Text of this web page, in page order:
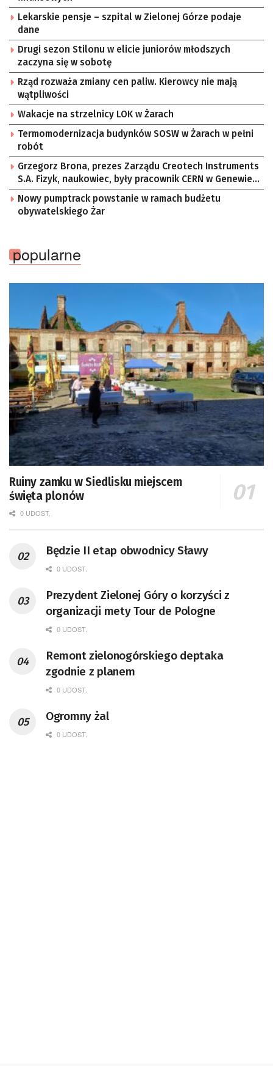
Lekarskie pensje – szpital w Zielonej Górze podaje
dane
Drugi sezon Stilonu w elicie juniorów młodszych
zaczyna się w sobotę
Rząd rozważa zmiany cen paliw. Kierowcy nie mają
wątpliwości
Wakacje na strzelnicy LOK w Żarach
Termomodernizacja budynków SOSW w Żarach w pełni
robót
Grzegorz Brona, prezes Zarządu Creotech Instruments
S.A. Fizyk, naukowiec, były pracownik CERN w Genewie,
przedsiębiorca i nauczyciel akademicki, doktor
habilitowany nauk fizycznych, koordynator Rady
Sektorowej ds. Kompetencji Przemysłu Lotniczo-
Nowy pumptrack powstanie w ramach budżetu
obywatelskiego Żar
popularne
Ruiny zamku w Siedlisku miejscem
święta plonów
0 UDOST.
Będzie II etap obwodnicy Sławy
0 UDOST.
Prezydent Zielonej Góry o korzyści z
organizacji mety Tour de Pologne
0 UDOST.
Remont zielonogórskiego deptaka
zgodnie z planem
0 UDOST.
Ogromny żal
0 UDOST.